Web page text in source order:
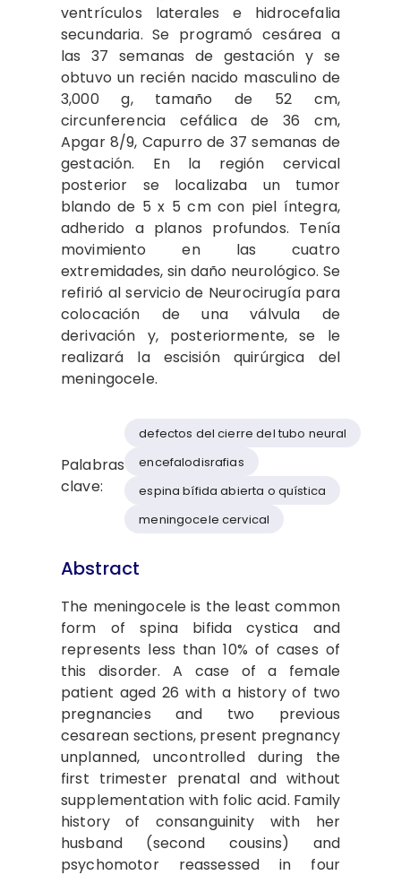
ventrículos laterales e hidrocefalia
secundaria. Se programó cesárea a
las 37 semanas de gestación y se
obtuvo un recién nacido masculino de
3,000 g, tamaño de 52 cm,
circunferencia cefálica de 36 cm,
Apgar 8/9, Capurro de 37 semanas de
gestación. En la región cervical
posterior se localizaba un tumor
blando de 5 x 5 cm con piel íntegra,
adherido a planos profundos. Tenía
movimiento en las cuatro
extremidades, sin daño neurológico. Se
refirió al servicio de Neurocirugía para
colocación de una válvula de
derivación y, posteriormente, se le
realizará la escisión quirúrgica del
meningocele.
Palabras
clave:
defectos del cierre del tubo neural
encefalodisrafias
espina bífida abierta o quística
meningocele cervical
Abstract
The meningocele is the least common
form of spina bifida cystica and
represents less than 10% of cases of
this disorder. A case of a female
patient aged 26 with a history of two
pregnancies and two previous
cesarean sections, present pregnancy
unplanned, uncontrolled during the
first trimester prenatal and without
supplementation with folic acid. Family
history of consanguinity with her
husband (second cousins) and
psychomotor reassessed in four